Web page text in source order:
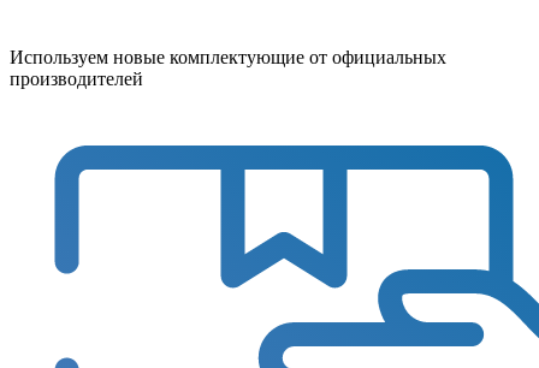
Используем новые комплектующие от официальных
производителей